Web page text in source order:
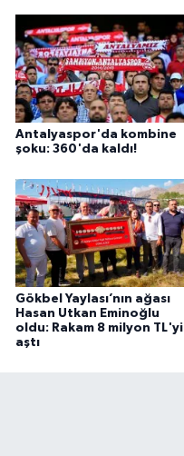
Antalyaspor'da kombine
şoku: 360'da kaldı!
Gökbel Yaylası’nın ağası
Hasan Utkan Eminoğlu
oldu: Rakam 8 milyon TL'yi
aştı